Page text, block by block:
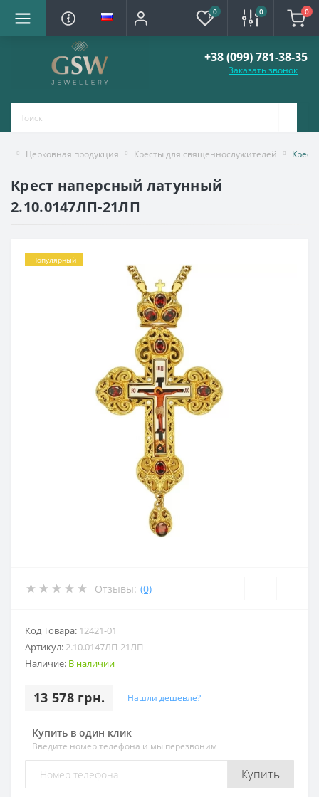
0 0 0
+38 (099) 781-38-35
Заказать звонок
Церковная продукция Кресты для священнослужителей
Крест наперсный латунный
2.10.0147ЛП-21ЛП
Популярный
Отзывы: (0)
Код Товара: 12421-01
Артикул:2.10.0147ЛП-21ЛП
Наличие: В наличии
13 578 грн. Нашли дешевле?
Купить в один клик
Введите номер телефона и мы перезвоним
Купить